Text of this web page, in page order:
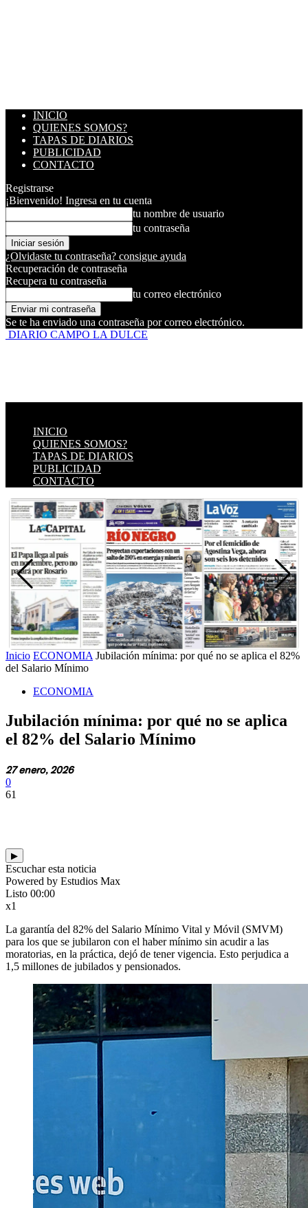
INICIO
QUIENES SOMOS?
TAPAS DE DIARIOS
PUBLICIDAD
CONTACTO
Registrarse
¡Bienvenido! Ingresa en tu cuenta
tu nombre de usuario
tu contraseña
¿Olvidaste tu contraseña? consigue ayuda
Recuperación de contraseña
Recupera tu contraseña
tu correo electrónico
Se te ha enviado una contraseña por correo electrónico.
DIARIO CAMPO LA DULCE
INICIO
QUIENES SOMOS?
TAPAS DE DIARIOS
PUBLICIDAD
CONTACTO
Inicio ECONOMIA Jubilación mínima: por qué no se aplica el 82%
del Salario Mínimo
ECONOMIA
Jubilación mínima: por qué no se aplica
el 82% del Salario Mínimo
27 enero, 2026
0
61
▶
Escuchar esta noticia
Powered by Estudios Max
Listo 00:00
x1
La garantía del 82% del Salario Mínimo Vital y Móvil (SMVM)
para los que se jubilaron con el haber mínimo sin acudir a las
moratorias, en la práctica, dejó de tener vigencia. Esto perjudica a
1,5 millones de jubilados y pensionados.